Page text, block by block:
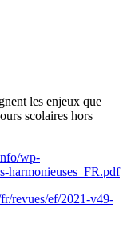
les enjeux que
scolaires hors
wp-
harmonieuses_FR.pdf
revues/ef/2021-v49-